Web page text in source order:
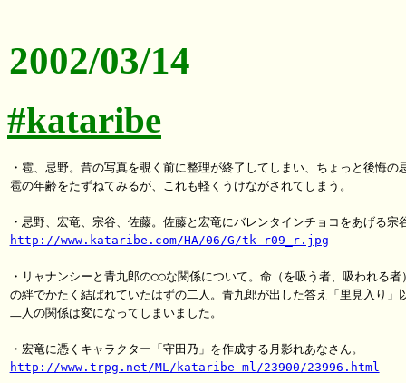
2002/03/14
#kataribe
・雹、忌野。昔の写真を覗く前に整理が終了してしまい、ちょっと後悔の
雹の年齢をたずねてみるが、これも軽くうけながされてしまう。
http://www.kataribe.com/HA/06/G/tk-r09_r.jpg
・リャナンシーと青九郎の○○な関係について。命（を吸う者、吸われる者
の絆でかたく結ばれていたはずの二人。青九郎が出した答え「里見入り」
二人の関係は変になってしまいました。
http://www.trpg.net/ML/kataribe-ml/23900/23996.html